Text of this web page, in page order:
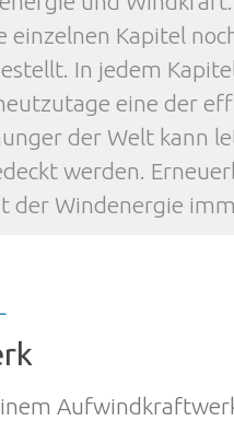
Kapitel
In jedem
eine der
der Welt kann
werden.
der Windenergie